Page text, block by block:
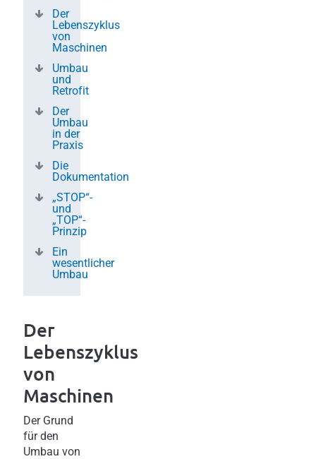
Der
Lebenszyklus
von
Maschinen
Umbau
und
Retrofit
Der
Umbau
in der
Praxis
Die
Dokumentation
„STOP“-
und
„TOP“-
Prinzip
Ein
wesentlicher
Umbau
Der
Lebenszyklus
von
Maschinen
Der Grund
für den
Umbau von